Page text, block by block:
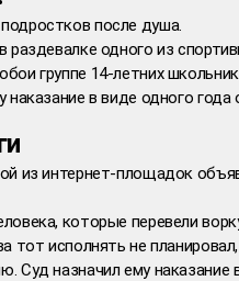
после душа.
раздевалке одного из
группе 14-летних
наказание в виде одного года
из интернет-площадок
которые перевели
тот исполнять не
Суд назначил ему